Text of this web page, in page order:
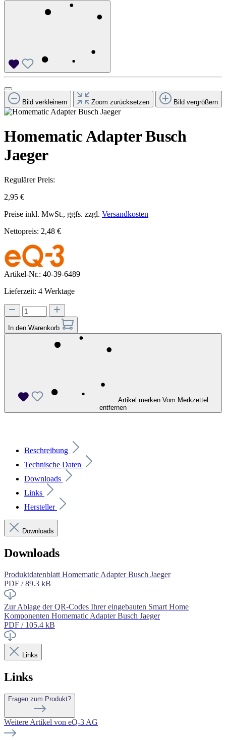
Bild verkleinern Zoom zurücksetzen Bild vergrößern
Homematic Adapter Busch
Jaeger
Regulärer Preis:
2,95 €
Preise inkl. MwSt., ggfs. zzgl. Versandkosten
Nettopreis: 2,48 €
Artikel-Nr.: 40-39-6489
Lieferzeit: 4 Werktage
In den Warenkorb
Artikel merken Vom Merkzettel
entfernen
Beschreibung
Technische Daten
Downloads
Links
Hersteller
Downloads
Downloads
Produktdatenblatt Homematic Adapter Busch Jaeger
PDF / 89.3 kB
Zur Ablage der QR-Codes Ihrer eingebauten Smart Home
Komponenten Homematic Adapter Busch Jaeger
PDF / 105.4 kB
Links
Links
Fragen zum Produkt?
Weitere Artikel von eQ-3 AG